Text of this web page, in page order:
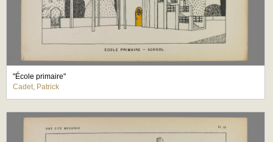
"École primaire"
Cadet, Patrick